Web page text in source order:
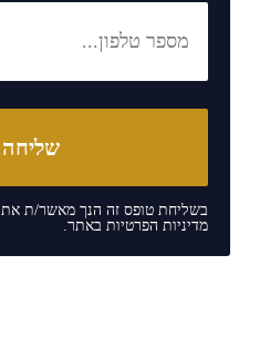
בשליחת טופס זה הנך מאשר/ת את
מדיניות הפרטיותבאתר.